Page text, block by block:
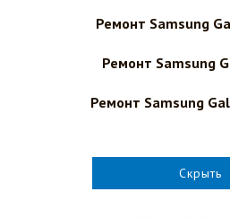
Ремонт Samsung
Ремонт Samsung
Ремонт Samsung
Скрыть